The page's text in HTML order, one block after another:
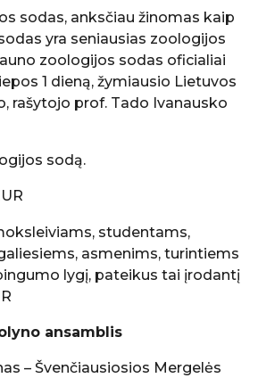
sodas, anksčiau žinomas kaip
yra seniausias zoologijos
zoologijos sodas oficialiai
1 dieną, žymiausio Lietuvos
rašytojo prof. Tado Ivanausko
sodą.
studentams,
asmenims, turintiems
lygį, pateikus tai įrodantį
ansamblis
– Švenčiausiosios Mergelės